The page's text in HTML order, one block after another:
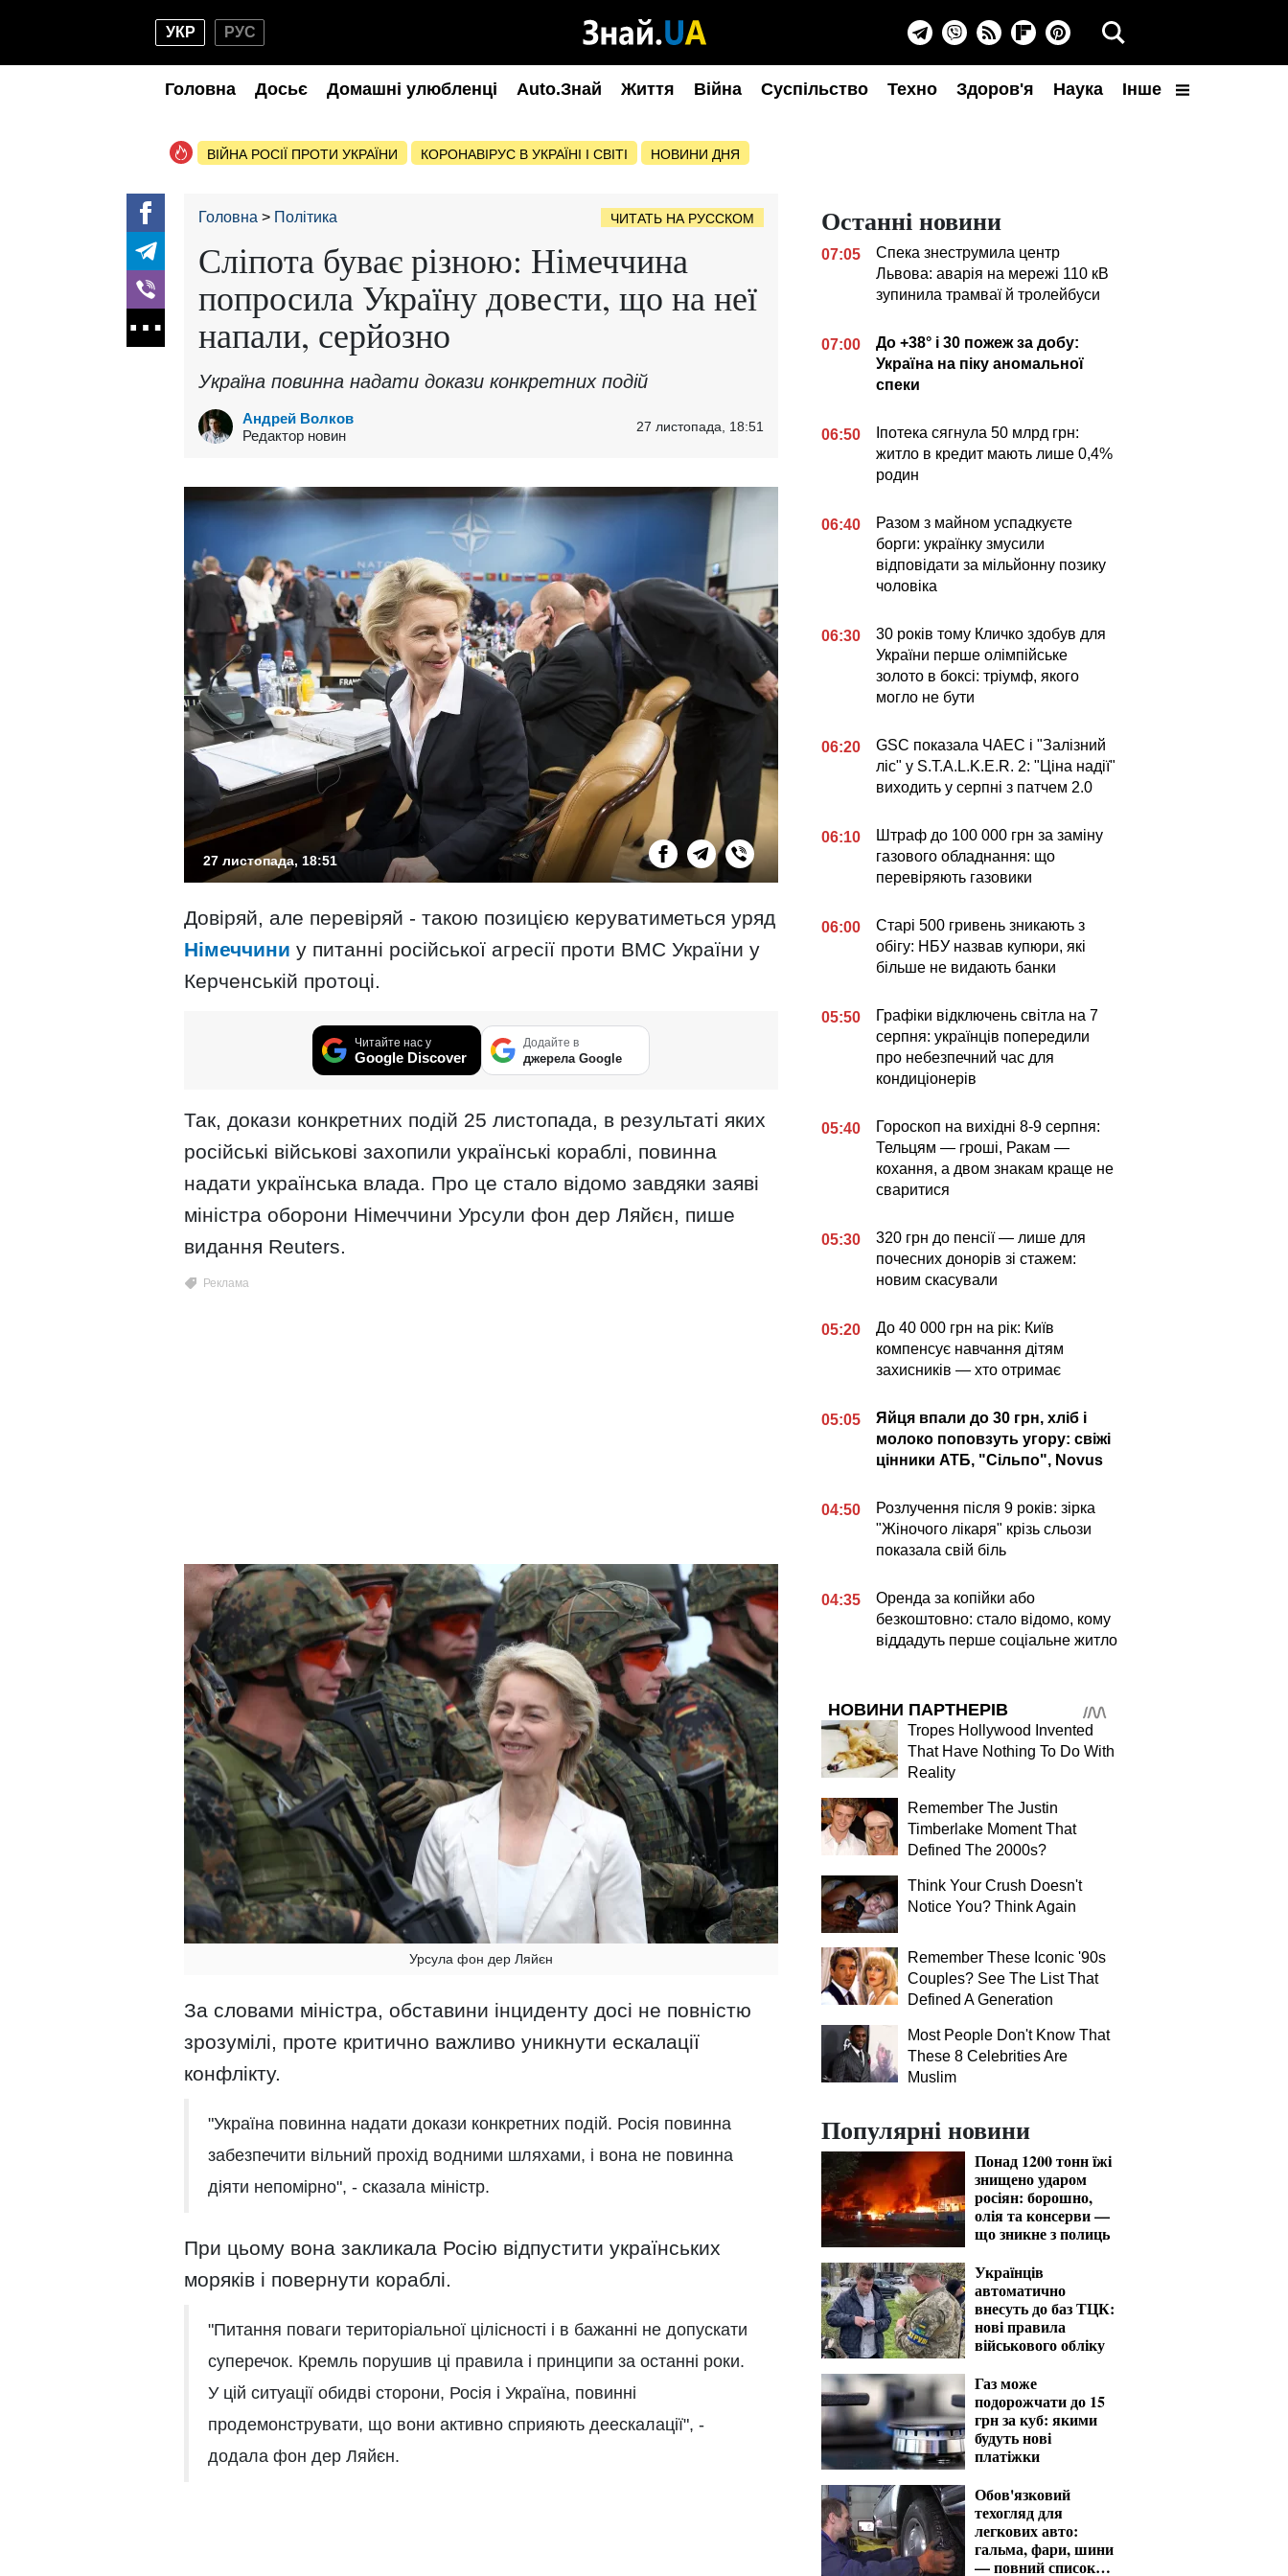
УКР РУС
Головна Досьє Домашні улюбленці Auto.Знай Життя Війна Суспільство Техно Здоров'я Наука Інше
ВІЙНА РОСІЇ ПРОТИ УКРАЇНИ КОРОНАВІРУС В УКРАЇНІ І СВІТІ НОВИНИ ДНЯ
Головна Політика ЧИТАТЬ НА РУССКОМ
Сліпота буває різною: Німеччина
попросила Україну довести, що на неї
напали, серйозно
Україна повинна надати докази конкретних подій
Андрей Волков
Редактор новин
27 листопада, 18:51
27 листопада, 18:51
Довіряй, але перевіряй - такою позицією керуватиметься уряд
Німеччини у питанні російської агресії проти ВМС України у
Керченській протоці.
Читайте нас у
Google Discover
Додайте в
джерела Google
Так, докази конкретних подій 25 листопада, в результаті яких
російські військові захопили українські кораблі, повинна
надати українська влада. Про це стало відомо завдяки заяві
міністра оборони Німеччини Урсули фон дер Ляйєн, пише
видання Reuters.
Урсула фон дер Ляйєн
За словами міністра, обставини інциденту досі не повністю
зрозумілі, проте критично важливо уникнути ескалації
конфлікту.
"Україна повинна надати докази конкретних подій. Росія повинна
забезпечити вільний прохід водними шляхами, і вона не повинна
діяти непомірно", - сказала міністр.
При цьому вона закликала Росію відпустити українських
моряків і повернути кораблі.
"Питання поваги територіальної цілісності і в бажанні не допускати
суперечок. Кремль порушив ці правила і принципи за останні роки.
У цій ситуації обидві сторони, Росія і Україна, повинні
продемонструвати, що вони активно сприяють деескалації", -
додала фон дер Ляйєн.
Останні новини
07:05
Спека знеструмила центр
Львова: аварія на мережі 110 кВ
зупинила трамваї й тролейбуси
07:00
До +38° і 30 пожеж за добу:
Україна на піку аномальної
спеки
06:50
Іпотека сягнула 50 млрд грн:
житло в кредит мають лише 0,4%
родин
06:40
Разом з майном успадкуєте
борги: українку змусили
відповідати за мільйонну позику
чоловіка
06:30
30 років тому Кличко здобув для
України перше олімпійське
золото в боксі: тріумф, якого
могло не бути
06:20
GSC показала ЧАЕС і "Залізний
ліс" у S.T.A.L.K.E.R. 2: "Ціна надії"
виходить у серпні з патчем 2.0
06:10
Штраф до 100 000 грн за заміну
газового обладнання: що
перевіряють газовики
06:00
Старі 500 гривень зникають з
обігу: НБУ назвав купюри, які
більше не видають банки
05:50
Графіки відключень світла на 7
серпня: українців попередили
про небезпечний час для
кондиціонерів
05:40
Гороскоп на вихідні 8-9 серпня:
Тельцям — гроші, Ракам —
кохання, а двом знакам краще не
сваритися
05:30
320 грн до пенсії — лише для
почесних донорів зі стажем:
новим скасували
05:20
До 40 000 грн на рік: Київ
компенсує навчання дітям
захисників — хто отримає
05:05
Яйця впали до 30 грн, хліб і
молоко поповзуть угору: свіжі
цінники АТБ, "Сільпо", Novus
04:50
Розлучення після 9 років: зірка
"Жіночого лікаря" крізь сльози
показала свій біль
04:35
Оренда за копійки або
безкоштовно: стало відомо, кому
віддадуть перше соціальне житло
НОВИНИ ПАРТНЕРІВ
Tropes Hollywood Invented
That Have Nothing To Do With
Reality
Remember The Justin
Timberlake Moment That
Defined The 2000s?
Think Your Crush Doesn't
Notice You? Think Again
Remember These Iconic '90s
Couples? See The List That
Defined A Generation
Most People Don't Know That
These 8 Celebrities Are
Muslim
Популярні новини
Понад 1200 тонн їжі
знищено ударом
росіян: борошно,
олія та консерви —
що зникне з полиць
Українців
автоматично
внесуть до баз ТЦК:
нові правила
військового обліку
Газ може
подорожчати до 15
грн за куб: якими
будуть нові
платіжки
Обов'язковий
техогляд для
легкових авто:
гальма, фари, шини
— повний список